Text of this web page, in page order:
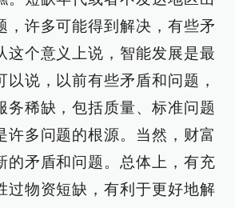
，许多可能得到解决，有些矛
这个意义上说，智能发展是最
以说，以前有些矛盾和问题，
务稀缺，包括质量、标准问题
许多问题的根源。当然，财富
的矛盾和问题。总体上，有充
过物资短缺，有利于更好地解